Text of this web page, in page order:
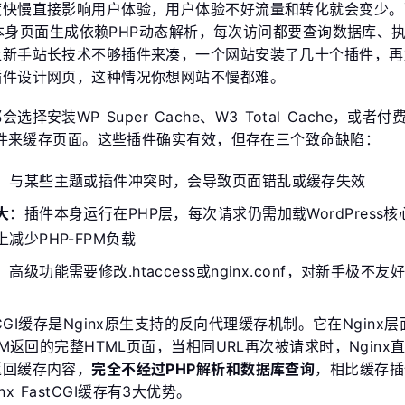
慢直接影响用户体验，用户体验不好流量和转化就会变少
页面生成依赖PHP动态解析，每次访问都要查询数据库、
手站长技术不够插件来凑，一个网站安装了几十个插件，
设计网页，这种情况你想网站不慢都难。
会选择安装WP Super Cache、W3 Total Cache，或者付
缓存页面。这些插件确实有效，但存在三个致命缺陷：
与某些主题或插件冲突时，会导致页面错乱或缓存失效
：插件本身运行在PHP层，每次请求仍需加载WordPress核
减少PHP-FPM负载
高级功能需要修改.htaccess或nginx.conf，对新手极不友好
缓存是Nginx原生支持的反向代理缓存机制。它在Nginx层
返回的完整HTML页面，当相同URL再次被请求时，Nginx
缓存内容，完全不经过PHP解析和数据库查询，相比缓存
FastCGI缓存有3大优势。